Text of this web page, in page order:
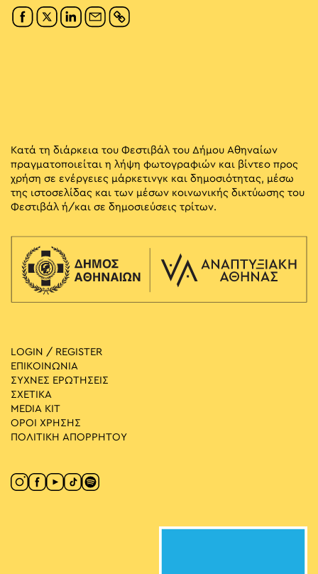
Κατά τη διάρκεια του Φεστιβάλ του Δήμου Αθηναίων
πραγματοποιείται η λήψη φωτογραφιών και βίντεο προς
χρήση σε ενέργειες μάρκετινγκ και δημοσιότητας, μέσω
της ιστοσελίδας και των μέσων κοινωνικής δικτύωσης του
Φεστιβάλ ή/και σε δημοσιεύσεις τρίτων.
LOGIN / REGISTER
ΕΠΙΚΟΙΝΩΝΙΑ
ΣΥΧΝΕΣ ΕΡΩΤΗΣΕΙΣ
ΣΧΕΤΙΚΑ
MEDIA ΚIT
ΟΡΟΙ ΧΡΗΣΗΣ
ΠΟΛΙΤΙΚΗ ΑΠΟΡΡΗΤΟΥ